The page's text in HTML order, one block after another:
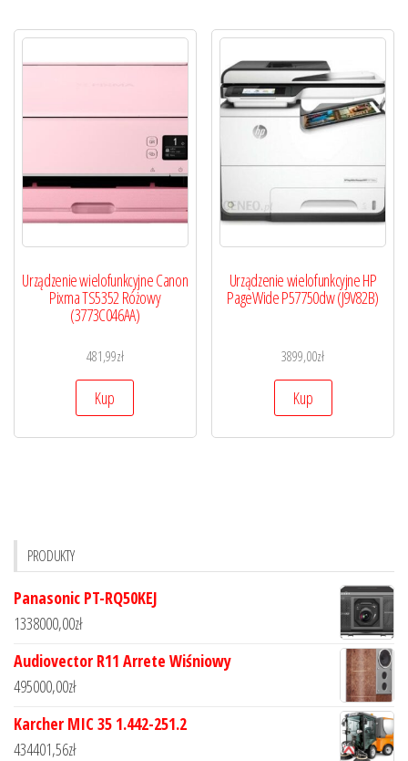
Urządzenie wielofunkcyjne Canon
Pixma TS5352 Różowy
(3773C046AA)
481,99zł
Kup
Urządzenie wielofunkcyjne HP
PageWide P57750dw (J9V82B)
3899,00zł
Kup
PRODUKTY
Panasonic PT-RQ50KEJ
1338000,00zł
Audiovector R11 Arrete Wiśniowy
495000,00zł
Karcher MIC 35 1.442-251.2
434401,56zł